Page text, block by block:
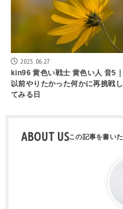
2025.06.27
kin96 黄色い戦士 黄色い人 音5｜
以前やりたかった何かに再挑戦し
てみる日
ABOUT US